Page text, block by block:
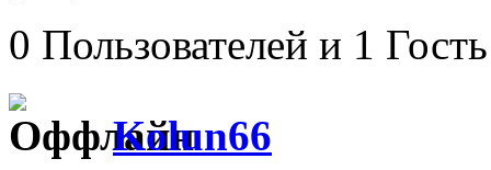
0 Пользователей и 1
Kolun66